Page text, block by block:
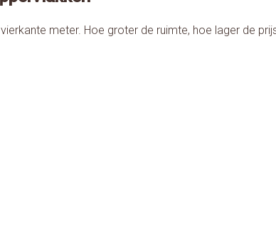
meter. Hoe groter de ruimte, hoe lager de